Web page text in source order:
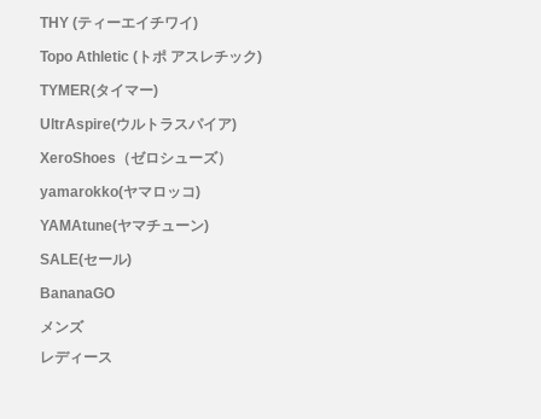
THY (ティーエイチワイ)
Topo Athletic (トポ アスレチック)
TYMER(タイマー)
UltrAspire(ウルトラスパイア)
XeroShoes（ゼロシューズ）
yamarokko(ヤマロッコ)
YAMAtune(ヤマチューン)
SALE(セール)
BananaGO
メンズ
レディース